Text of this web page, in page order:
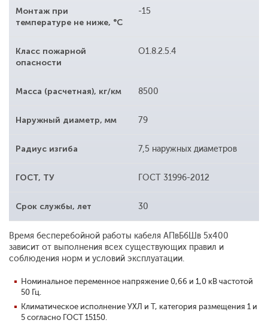
Монтаж при
температуре не ниже, °С
-15
Класс пожарной
опасности
O1.8.2.5.4
Масса (расчетная), кг/км 8500
Наружный диаметр, мм 79
Радиус изгиба 7,5 наружных диаметров
ГОСТ, ТУ ГОСТ 31996-2012
Срок службы, лет 30
Время бесперебойной работы кабеля АПвБбШв 5x400
зависит от выполнения всех существующих правил и
соблюдения норм и условий эксплуатации.
Номинальное переменное напряжение 0,66 и 1,0 кВ частотой
50 Гц.
Климатическое исполнение УХЛ и Т, категория размещения 1 и
5 согласно ГОСТ 15150.